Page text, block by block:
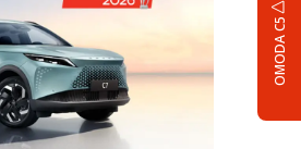
OMODA C5